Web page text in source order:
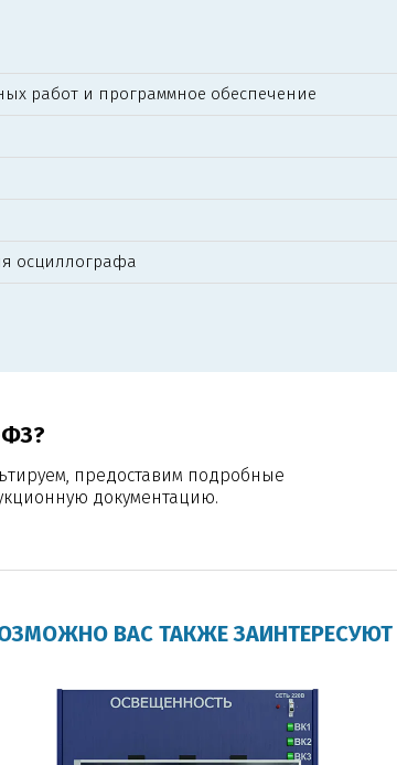
работ и программное обеспечение
осциллографа
предоставим подробные
документацию.
ВАС ТАКЖЕ ЗАИНТЕРЕСУЮТ